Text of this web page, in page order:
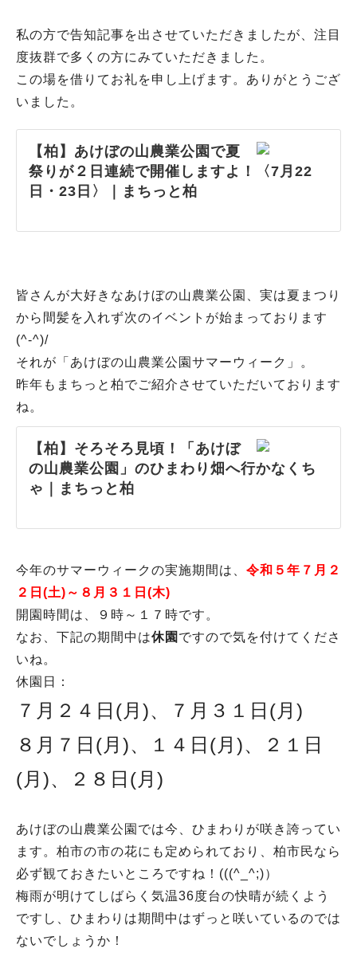
私の方で告知記事を出させていただきましたが、注目
度抜群で多くの方にみていただきました。
この場を借りてお礼を申し上げます。ありがとうござ
いました。
【柏】あけぼの山農業公園で夏
祭りが２日連続で開催しますよ！〈7月22
日・23日〉｜まちっと柏
皆さんが大好きなあけぼの山農業公園、実は夏まつり
から間髪を入れず次のイベントが始まっております
(^-^)/
それが「あけぼの山農業公園サマーウィーク」。
昨年もまちっと柏でご紹介させていただいております
ね。
【柏】そろそろ見頃！「あけぼ
の山農業公園」のひまわり畑へ行かなくち
ゃ｜まちっと柏
今年のサマーウィークの実施期間は、 令和５年７月２
２日(土)～８月３１日(木)
開園時間は、９時～１７時です。
なお、下記の期間中は休園 ですので気を付けてくださ
いね。
休園日：
７月２４日(月)、７月３１日(月)
８月７日(月)、１４日(月)、２１日
(月)、２８日(月)
あけぼの山農業公園では今、ひまわりが咲き誇ってい
ます。柏市の市の花にも定められており、柏市民なら
必ず観ておきたいところですね！(((^_^;)）
梅雨が明けてしばらく気温36度台の快晴が続くよう
ですし、ひまわりは期間中はずっと咲いているのでは
ないでしょうか！